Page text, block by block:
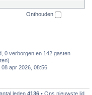
Onthouden
0 verborgen en 142 gasten
08 apr 2026, 08:56
leden 4136 • Ons nieuwste lid